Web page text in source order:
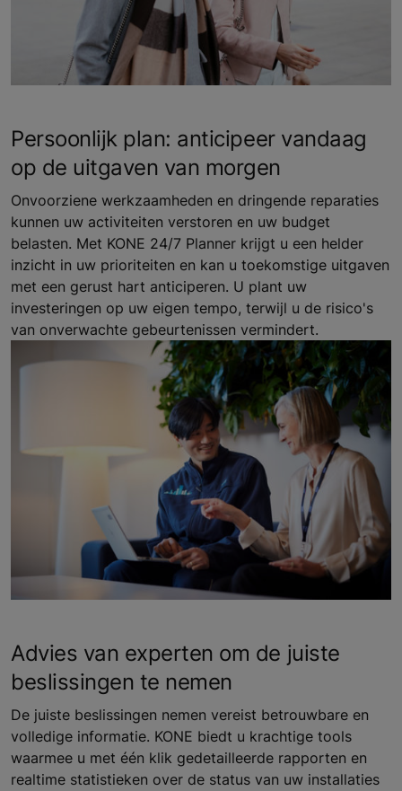
Persoonlijk plan: anticipeer vandaag
op de uitgaven van morgen
Onvoorziene werkzaamheden en dringende reparaties
kunnen uw activiteiten verstoren en uw budget
belasten. Met KONE 24/7 Planner krijgt u een helder
inzicht in uw prioriteiten en kan u toekomstige uitgaven
met een gerust hart anticiperen. U plant uw
investeringen op uw eigen tempo, terwijl u de risico's
van onverwachte gebeurtenissen vermindert.
Advies van experten om de juiste
beslissingen te nemen
De juiste beslissingen nemen vereist betrouwbare en
volledige informatie. KONE biedt u krachtige tools
waarmee u met één klik gedetailleerde rapporten en
realtime statistieken over de status van uw installaties